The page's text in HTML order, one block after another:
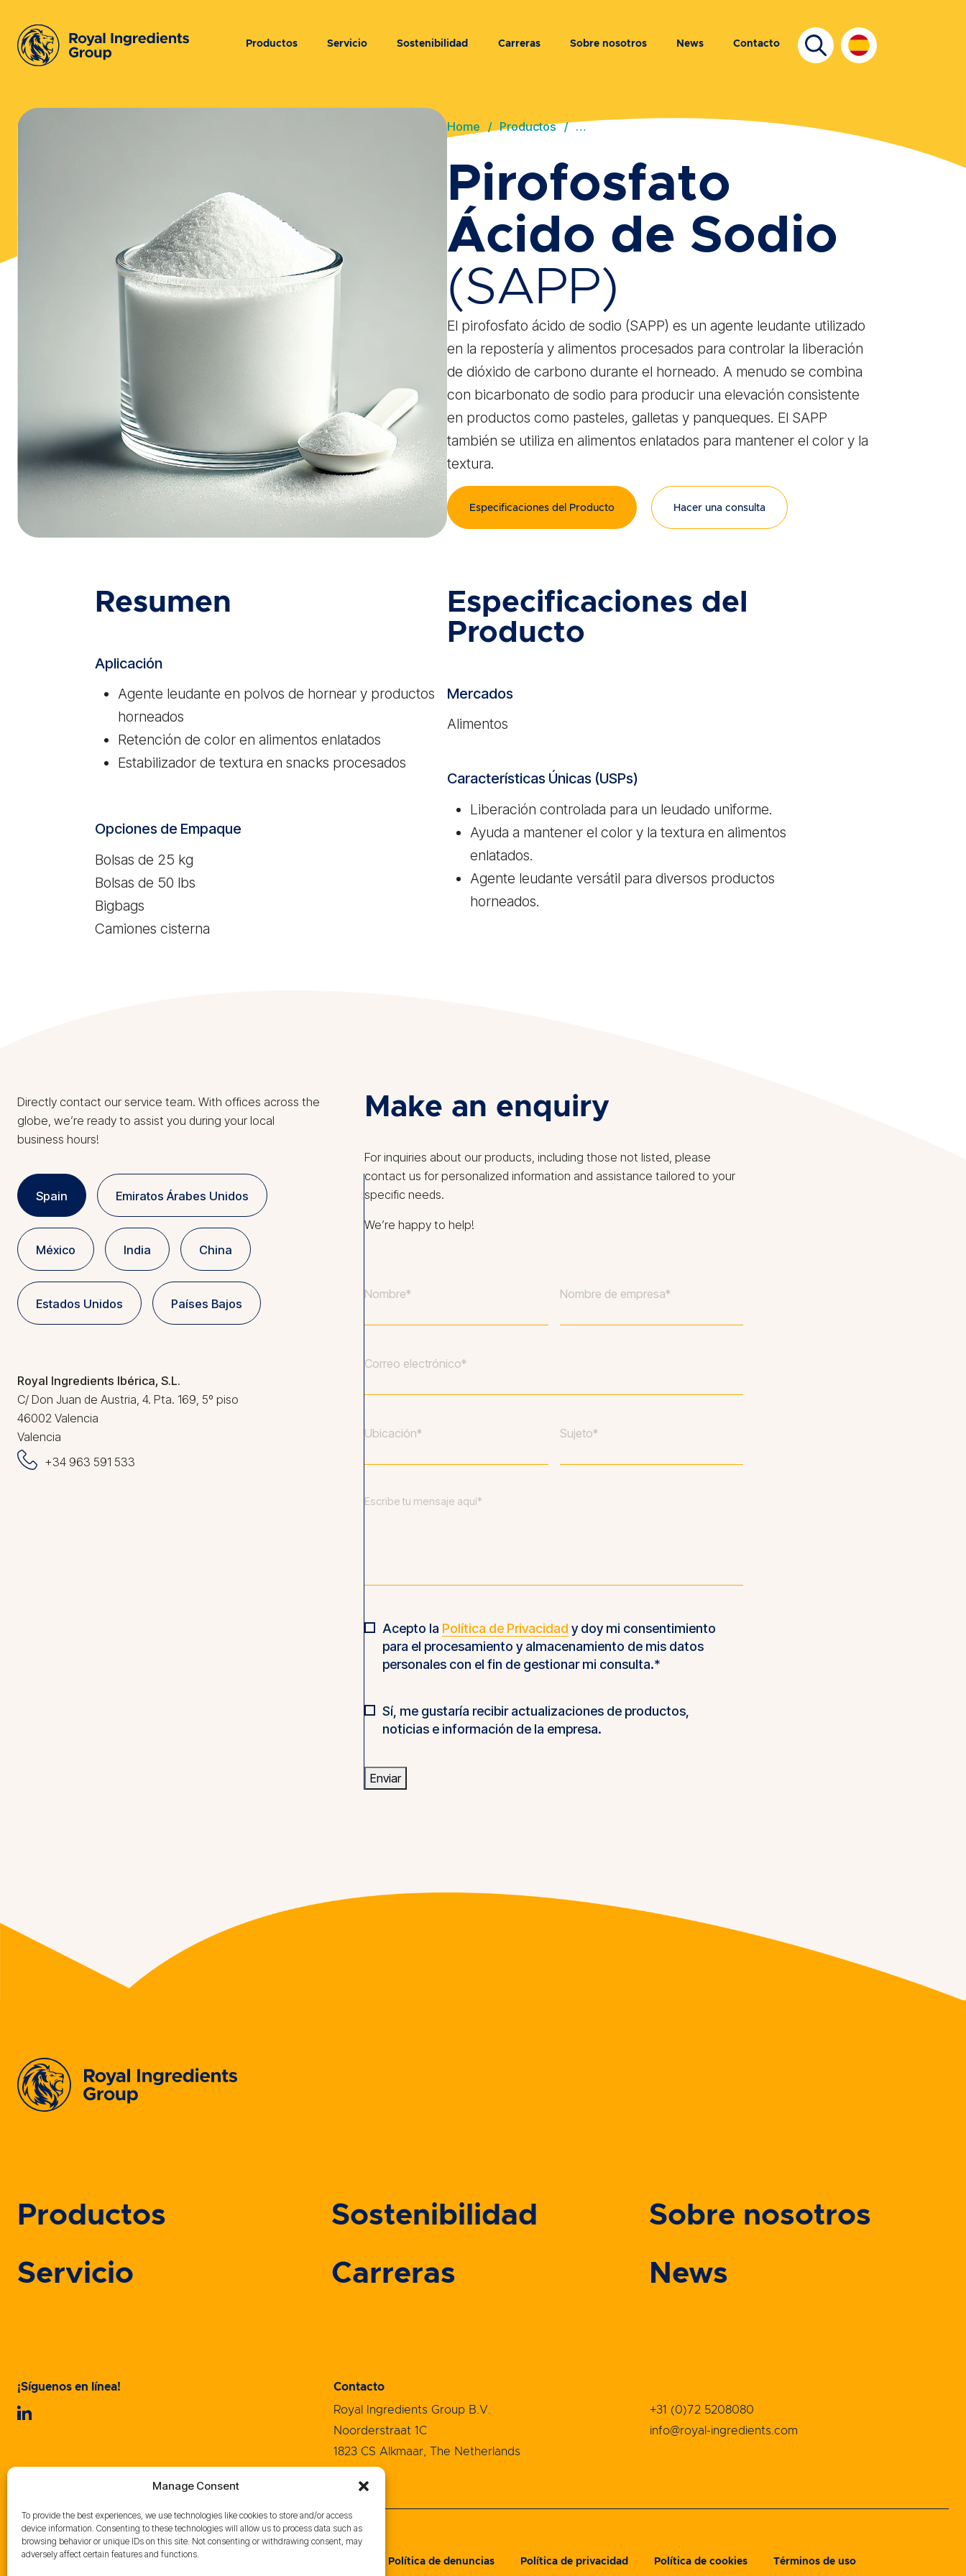
Manage Consent
To provide the best experiences, we use technologies like cookies to store and/or access
device information. Consenting to these technologies will allow us to process data such as
browsing behavior or unique IDs on this site. Not consenting or withdrawing consent, may
adversely affect certain features and functions.
Productos Servicio Sostenibilidad Carreras Sobre nosotros News Contacto
Home / Productos / …
Pirofosfato
Ácido de Sodio
(SAPP)
El pirofosfato ácido de sodio (SAPP) es un agente leudante utilizado
en la repostería y alimentos procesados para controlar la liberación
de dióxido de carbono durante el horneado. A menudo se combina
con bicarbonato de sodio para producir una elevación consistente
en productos como pasteles, galletas y panqueques. El SAPP
también se utiliza en alimentos enlatados para mantener el color y la
textura.
Especificaciones del Producto Hacer una consulta
Resumen
Aplicación
Agente leudante en polvos de hornear y productos
horneados
Retención de color en alimentos enlatados
Estabilizador de textura en snacks procesados
Opciones de Empaque
Bolsas de 25 kg
Bolsas de 50 lbs
Bigbags
Camiones cisterna
Especificaciones del
Producto
Mercados
Alimentos
Características Únicas (USPs)
Liberación controlada para un leudado uniforme.
Ayuda a mantener el color y la textura en alimentos
enlatados.
Agente leudante versátil para diversos productos
horneados.
Directly contact our service team. With offices across the
globe, we’re ready to assist you during your local
business hours!
Spain Emiratos Árabes Unidos
México India China
Estados Unidos Países Bajos
Royal Ingredients Ibérica, S.L.
C/ Don Juan de Austria, 4. Pta. 169, 5º piso
46002 Valencia
Valencia
+34 963 591 533
Make an enquiry
For inquiries about our products, including those not listed, please
contact us for personalized information and assistance tailored to your
specific needs.
We’re happy to help!
Tu
Compañía*
Tu
Ubicación* Asunto
Mensaje *
Política
de
Acepto la Política de Privacidad y doy mi consentimiento
para el procesamiento y almacenamiento de mis datos
personales con el fin de gestionar mi consulta.*
Actualizaciones
productos
Sí, me gustaría recibir actualizaciones de productos,
noticias e información de la empresa.
Enviar
Productos Sostenibilidad
Sobre nosotros
Servicio
Carreras News
¡Síguenos en línea!
Contacto
Royal Ingredients Group B.V.
Noorderstraat 1C
1823 CS Alkmaar, The Netherlands
+31 (0)72 5208080
info@royal-ingredients.com
Política de denuncias Política de privacidad Política de cookies Términos de uso